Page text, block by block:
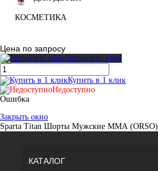
КОСМЕТИКА
Цена по запросу
Запросить цену
Купить в 1 клик
Недоступно
Ошибка
Закрыть окно
Sparta Titan Шорты Мужские ММА (ORSO)
КАТАЛОГ